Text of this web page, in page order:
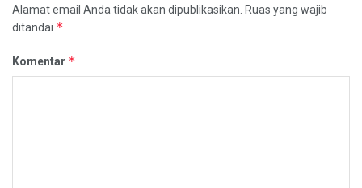
Alamat email Anda tidak akan dipublikasikan. Ruas yang wajib
ditandai *
Komentar *